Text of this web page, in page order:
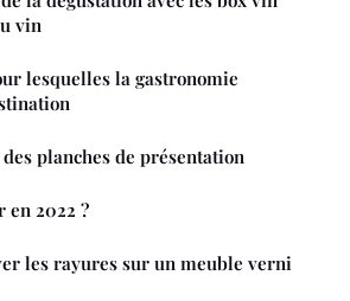
vin
lesquelles la gastronomie
planches de présentation
en 2022 ?
les rayures sur un meuble verni